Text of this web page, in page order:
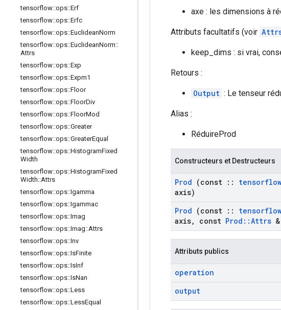
tensorflow::ops::Erf
tensorflow::ops::Erfc
tensorflow::ops::EuclideanNorm
tensorflow::ops::EuclideanNorm::
Attrs
tensorflow::ops::Exp
tensorflow::ops::Expm1
tensorflow::ops::Floor
tensorflow::ops::FloorDiv
tensorflow::ops::FloorMod
tensorflow::ops::Greater
tensorflow::ops::GreaterEqual
tensorflow::ops::HistogramFixed
Width
tensorflow::ops::HistogramFixed
Width::Attrs
tensorflow::ops::Igamma
tensorflow::ops::Igammac
tensorflow::ops::Imag
tensorflow::ops::Imag::Attrs
tensorflow::ops::Inv
tensorflow::ops::IsFinite
tensorflow::ops::IsInf
tensorflow::ops::IsNan
tensorflow::ops::Less
tensorflow::ops::LessEqual
axe : les dimensions à
Attributs facultatifs (voir
keep_dims : si vrai,
Retours :
Output : Le tenseur
Alias :
RéduireProd
Constructeurs et Destructeurs
Prod (const :: tensorflow
axis)
Prod (const :: tensorflow
axis, const Prod ::Attrs
Attributs publics
operation
output